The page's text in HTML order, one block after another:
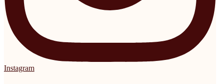
Instagram